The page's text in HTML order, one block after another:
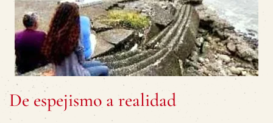
De espejismo a realidad